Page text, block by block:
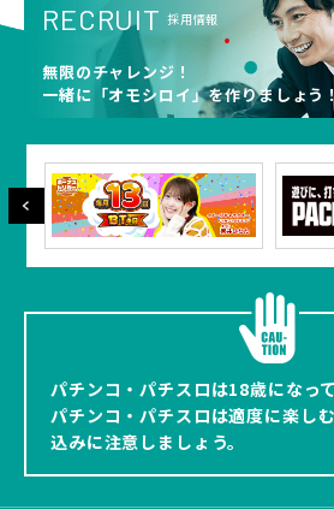
RECRUIT 採用情報
無限のチャレンジ！
一緒に「オモシロイ」を作りましょう
パチンコ・パチスロは18歳になって
パチンコ・パチスロは適度に楽し
込みに注意しましょう。